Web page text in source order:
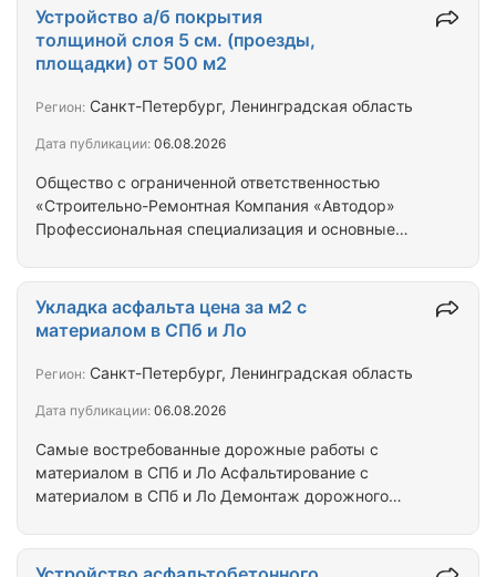
ООО «СРК «Автодор» свыше 10 лет занимается
асфальтированием, и благоустройством
территорий в Санкт-Петербурге, и Ленинградской
области. У нас работают только
квалифицированные специалисты с
качество за приемлемую цену. Посредникам
Общество с ограниченной ответственностью
«Строительно-Ремонтная Компания «Автодор»
Профессиональная специализация и основные
крупнозернистая пористая тип Б марки 1
асфальтоукладчиками импортного производства
типа Асфальтоукладчиков «vogele» средних
типоразмеров при ширине укладки до 6м. (нижний
слой h=0,05 м асфальтобетонная смесь
Устройство а/б покрытия
толщиной слоя 5 см. (проезды,
площадки) от 500 м2
Регион: Санкт-Петербург, Ленинградская область
Дата публикации: 06.08.2026
Самые востребованные дорожные работы с
материалом в СПб и Ло Асфальтирование с
материалом в СПб и Ло Демонтаж дорожного
с материалом в СПб и Ло Реконструкция дорог в
Укладка асфальта цена за м2 с
материалом в СПб и Ло
Регион: Санкт-Петербург, Ленинградская область
Дата публикации: 06.08.2026